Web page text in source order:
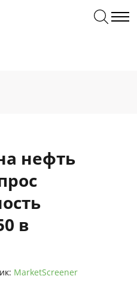
нефть
в
MarketScreener